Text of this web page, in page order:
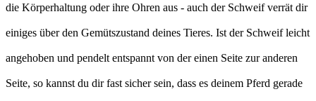
die Körperhaltung oder ihre Ohren aus - auch der Schweif verrät dir
einiges über den Gemütszustand deines Tieres. Ist der Schweif leicht
angehoben und pendelt entspannt von der einen Seite zur anderen
Seite, so kannst du dir fast sicher sein, dass es deinem Pferd gerade